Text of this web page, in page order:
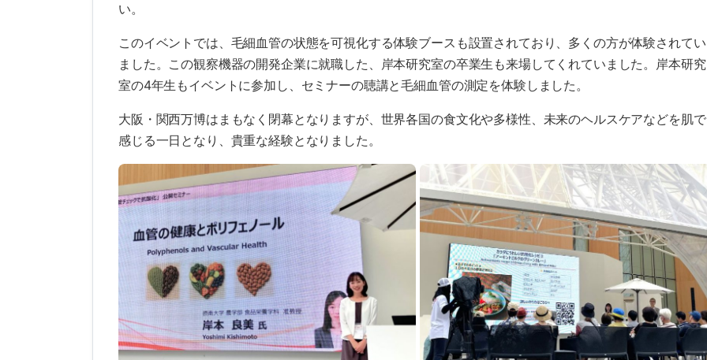
い。
このイベントでは、毛細血管の状態を可視化する体験ブースも設置されており、多くの方が体験されてい
ました。この観察機器の開発企業に就職した、岸本研究室の卒業生も来場してくれていました。岸本研究
室の4年生もイベントに参加し、セミナーの聴講と毛細血管の測定を体験しました。
大阪・関西万博はまもなく閉幕となりますが、世界各国の食文化や多様性、未来のヘルスケアなどを肌で
感じる一日となり、貴重な経験となりました。